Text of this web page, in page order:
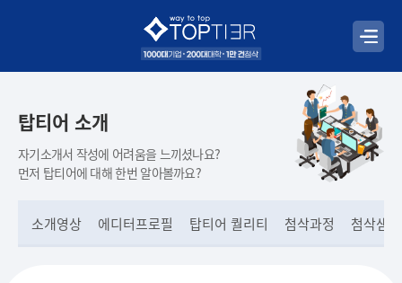
탑티어 소개
자기소개서 작성에 어려움을 느끼셨나요?
먼저 탑티어에 대해 한번 알아볼까요?
소개영상 에디터프로필 탑티어 퀄리티 첨삭과정 첨삭샘플